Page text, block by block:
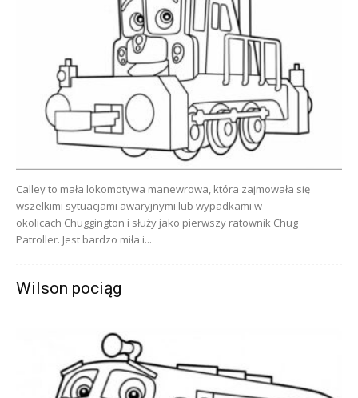
Calley to mała lokomotywa manewrowa, która zajmowała się
wszelkimi sytuacjami awaryjnymi lub wypadkami w
okolicach Chuggington i służy jako pierwszy ratownik Chug
Patroller. Jest bardzo miła i...
Wilson pociąg